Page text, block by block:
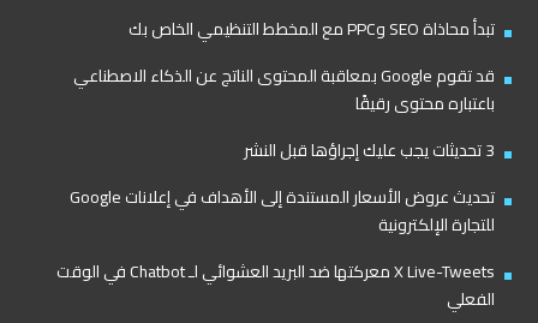
تبدأ محاذاة SEO وPPC مع المخطط التنظيمي الخاص بك
قد تقوم Google بمعاقبة المحتوى الناتج عن الذكاء الاصطناعي
باعتباره محتوى رقيقًا
3 تحديثات يجب عليك إجراؤها قبل النشر
تحديث عروض الأسعار المستندة إلى الأهداف في إعلانات Google
للتجارة الإلكترونية
X Live-Tweets معركتها ضد البريد العشوائي لـ Chatbot في الوقت
الفعلي